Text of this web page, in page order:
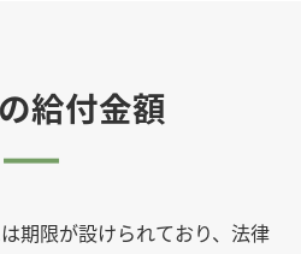
給付金額
期限が設けられており、法律